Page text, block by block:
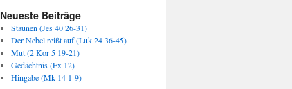
Neueste Beiträge
Staunen (Jes 40 26-31)
Der Nebel reißt auf (Luk 24 36-45)
Mut (2 Kor 5 19-21)
Gedächtnis (Ex 12)
Hingabe (Mk 14 1-9)